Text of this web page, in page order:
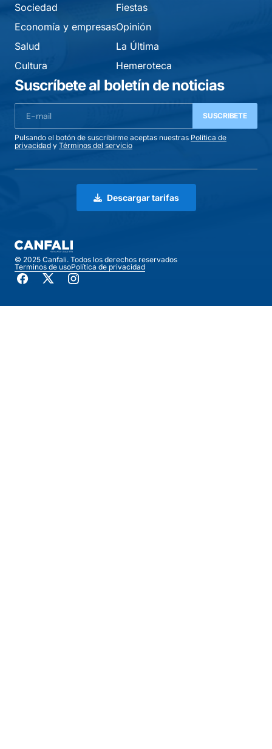
Sociedad
Economía y empresas
Salud
Cultura
Fiestas
Opinión
La Última
Hemeroteca
Suscríbete al boletín de noticias
SUSCRIBETE
Pulsando el botón de suscribirme aceptas nuestras Política de
privacidad y Términos del servicio
Descargar tarifas
© 2025 Canfali. Todos los derechos reservados
Terminos de usoPolítica de privacidad